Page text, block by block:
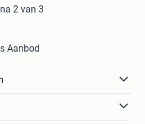
2 van 3
Aanbod